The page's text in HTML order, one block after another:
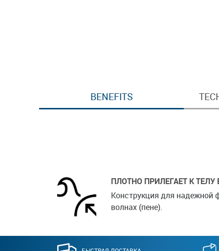
BENEFITS
ПЛОТНО ПРИЛЕГАЕТ К ТЕЛУ
Конструкция для
волнах (пене).